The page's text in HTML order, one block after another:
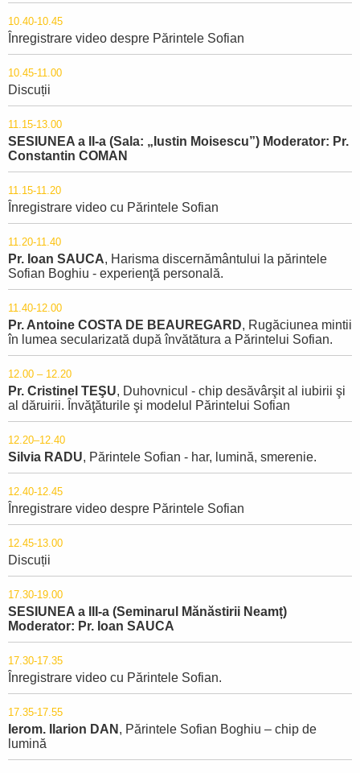
10.40-10.45
Înregistrare video despre Părintele Sofian
10.45-11.00
Discuții
11.15-13.00
SESIUNEA a II-a (Sala: „Iustin Moisescu”) Moderator: Pr.
Constantin COMAN
11.15-11.20
Înregistrare video cu Părintele Sofian
11.20-11.40
Pr. Ioan SAUCA, Harisma discernământului la părintele
Sofian Boghiu - experienţă personală.
11.40-12.00
Pr. Antoine COSTA DE BEAUREGARD, Rugăciunea mintii
în lumea secularizată după învătătura a Părintelui Sofian.
12.00 – 12.20
Pr. Cristinel TEŞU, Duhovnicul - chip desăvârşit al iubirii şi
al dăruirii. Învăţăturile şi modelul Părintelui Sofian
12.20–12.40
Silvia RADU, Părintele Sofian - har, lumină, smerenie.
12.40-12.45
Înregistrare video despre Părintele Sofian
12.45-13.00
Discuții
17.30-19.00
SESIUNEA a III-a (Seminarul Mănăstirii Neamț)
Moderator: Pr. Ioan SAUCA
17.30-17.35
Înregistrare video cu Părintele Sofian.
17.35-17.55
Ierom. Ilarion DAN , Părintele Sofian Boghiu – chip de
lumină